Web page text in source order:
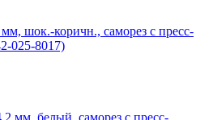
шок.-коричн., саморез с пресс-
025-8017)